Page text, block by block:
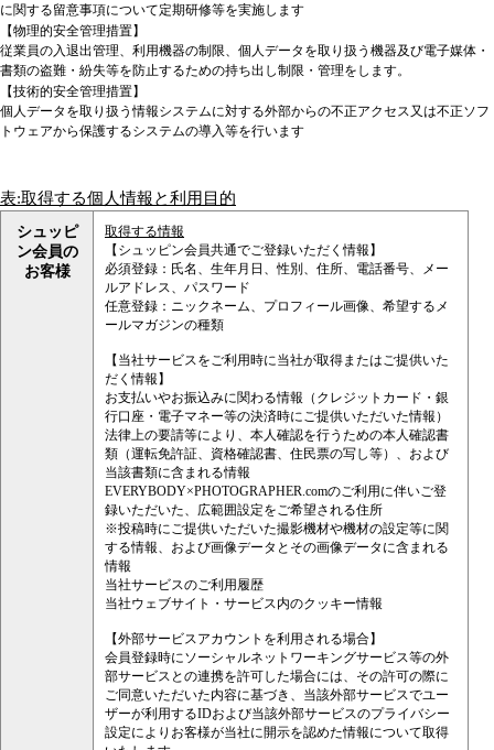
に関する留意事項について定期研修等を実施します
【物理的安全管理措置】
従業員の入退出管理、利用機器の制限、個人データを取り扱う機器及び電子媒体・
書類の盗難・紛失等を防止するための持ち出し制限・管理をします。
【技術的安全管理措置】
個人データを取り扱う情報システムに対する外部からの不正アクセス又は不正ソフ
トウェアから保護するシステムの導入等を行います
表:取得する個人情報と利用目的
シュッピ
ン会員の
お客様
取得する情報
【シュッピン会員共通でご登録いただく情報】
必須登録：氏名、生年月日、性別、住所、電話番号、メー
ルアドレス、パスワード
任意登録：ニックネーム、プロフィール画像、希望するメ
ールマガジンの種類
【当社サービスをご利用時に当社が取得またはご提供いた
だく情報】
お支払いやお振込みに関わる情報（クレジットカード・銀
行口座・電子マネー等の決済時にご提供いただいた情報）
法律上の要請等により、本人確認を行うための本人確認書
類（運転免許証、資格確認書、住民票の写し等）、および
当該書類に含まれる情報
EVERYBODY×PHOTOGRAPHER.comのご利用に伴いご登
録いただいた、広範囲設定をご希望される住所
※投稿時にご提供いただいた撮影機材や機材の設定等に関
する情報、および画像データとその画像データに含まれる
情報
当社サービスのご利用履歴
当社ウェブサイト・サービス内のクッキー情報
【外部サービスアカウントを利用される場合】
会員登録時にソーシャルネットワーキングサービス等の外
部サービスとの連携を許可した場合には、その許可の際に
ご同意いただいた内容に基づき、当該外部サービスでユー
ザーが利用するIDおよび当該外部サービスのプライバシー
設定によりお客様が当社に開示を認めた情報について取得